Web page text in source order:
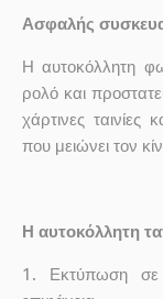
Ασφαλής
Η αυτοκόλλητη
ρολό και
χάρτινες ταινίες
που μειώνει τον
Η αυτοκόλλητη
1. Εκτύπωση σε